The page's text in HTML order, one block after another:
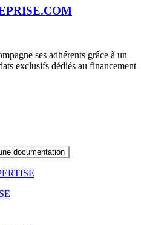
ses adhérents grâce à un
exclusifs dédiés au financement
documentation